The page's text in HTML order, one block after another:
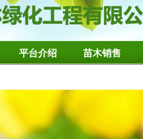
平台介绍 苗木销售